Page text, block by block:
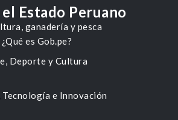
ganadería y pesca
Deporte y Cultura
Tecnología e Innovación
Estado Peruano
¿Qué es Gob.pe?